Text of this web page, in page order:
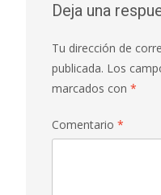
Deja una
Tu dirección de
publicada. Los
marcados con *
Comentario *